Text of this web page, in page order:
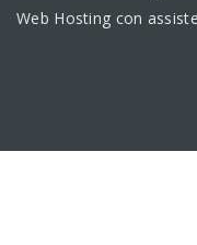
Web Hosting con